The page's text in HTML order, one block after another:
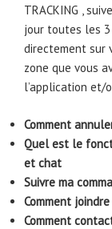
TRACKING ,
jour toutes les
directement sur
zone que vous
l’application et/
Comment
Quel est le
et chat
Suivre ma
Comment
Comment